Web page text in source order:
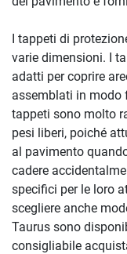
I tappeti di
varie dimensioni. I
adatti per coprire
assemblati in modo
tappeti sono molto
pesi liberi, poiché
al pavimento
cadere
specifici per le loro
scegliere anche
Taurus sono
consigliabile